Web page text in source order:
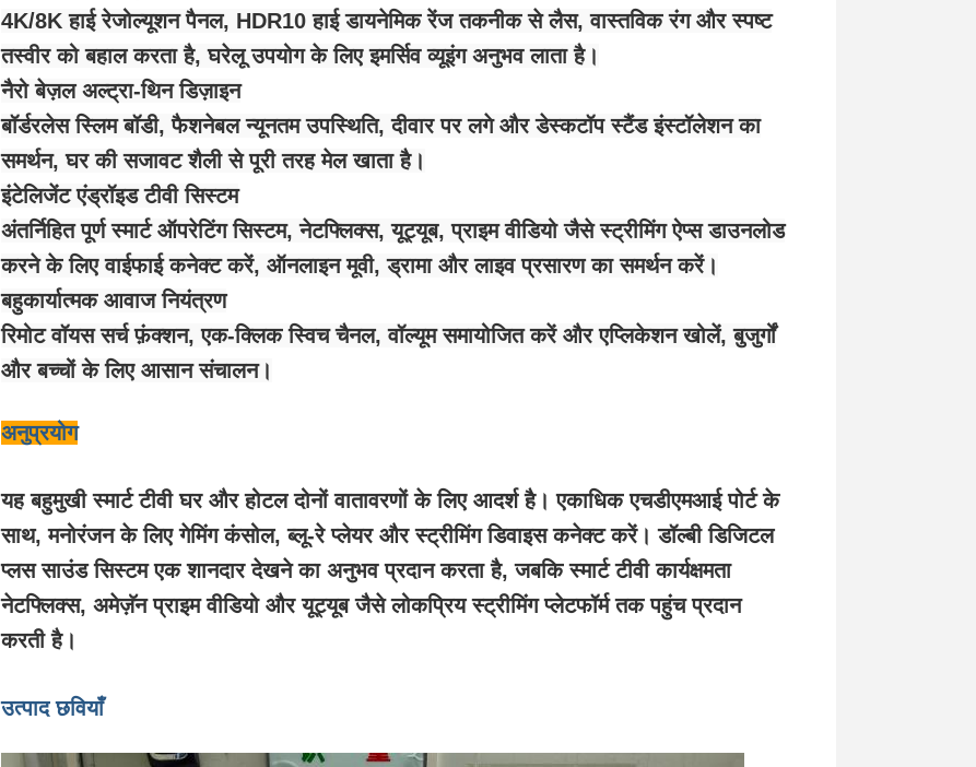
4K/8K हाई रेजोल्यूशन पैनल, HDR10 हाई डायनेमिक रेंज तकनीक से लैस, वास्तविक रंग और स्पष्ट
तस्वीर को बहाल करता है, घरेलू उपयोग के लिए इमर्सिव व्यूइंग अनुभव लाता है।
नैरो बेज़ल अल्ट्रा-थिन डिज़ाइन
बॉर्डरलेस स्लिम बॉडी, फैशनेबल न्यूनतम उपस्थिति, दीवार पर लगे और डेस्कटॉप स्टैंड इंस्टॉलेशन का
समर्थन, घर की सजावट शैली से पूरी तरह मेल खाता है।
इंटेलिजेंट एंड्रॉइड टीवी सिस्टम
अंतर्निहित पूर्ण स्मार्ट ऑपरेटिंग सिस्टम, नेटफ्लिक्स, यूट्यूब, प्राइम वीडियो जैसे स्ट्रीमिंग ऐप्स डाउनलोड
करने के लिए वाईफाई कनेक्ट करें, ऑनलाइन मूवी, ड्रामा और लाइव प्रसारण का समर्थन करें।
बहुकार्यात्मक आवाज नियंत्रण
रिमोट वॉयस सर्च फ़ंक्शन, एक-क्लिक स्विच चैनल, वॉल्यूम समायोजित करें और एप्लिकेशन खोलें, बुजुर्गों
और बच्चों के लिए आसान संचालन।
अनुप्रयोग
यह बहुमुखी स्मार्ट टीवी घर और होटल दोनों वातावरणों के लिए आदर्श है। एकाधिक एचडीएमआई पोर्ट के
साथ, मनोरंजन के लिए गेमिंग कंसोल, ब्लू-रे प्लेयर और स्ट्रीमिंग डिवाइस कनेक्ट करें। डॉल्बी डिजिटल
प्लस साउंड सिस्टम एक शानदार देखने का अनुभव प्रदान करता है, जबकि स्मार्ट टीवी कार्यक्षमता
नेटफ्लिक्स, अमेज़ॅन प्राइम वीडियो और यूट्यूब जैसे लोकप्रिय स्ट्रीमिंग प्लेटफॉर्म तक पहुंच प्रदान
करती है।
उत्पाद छवियाँ